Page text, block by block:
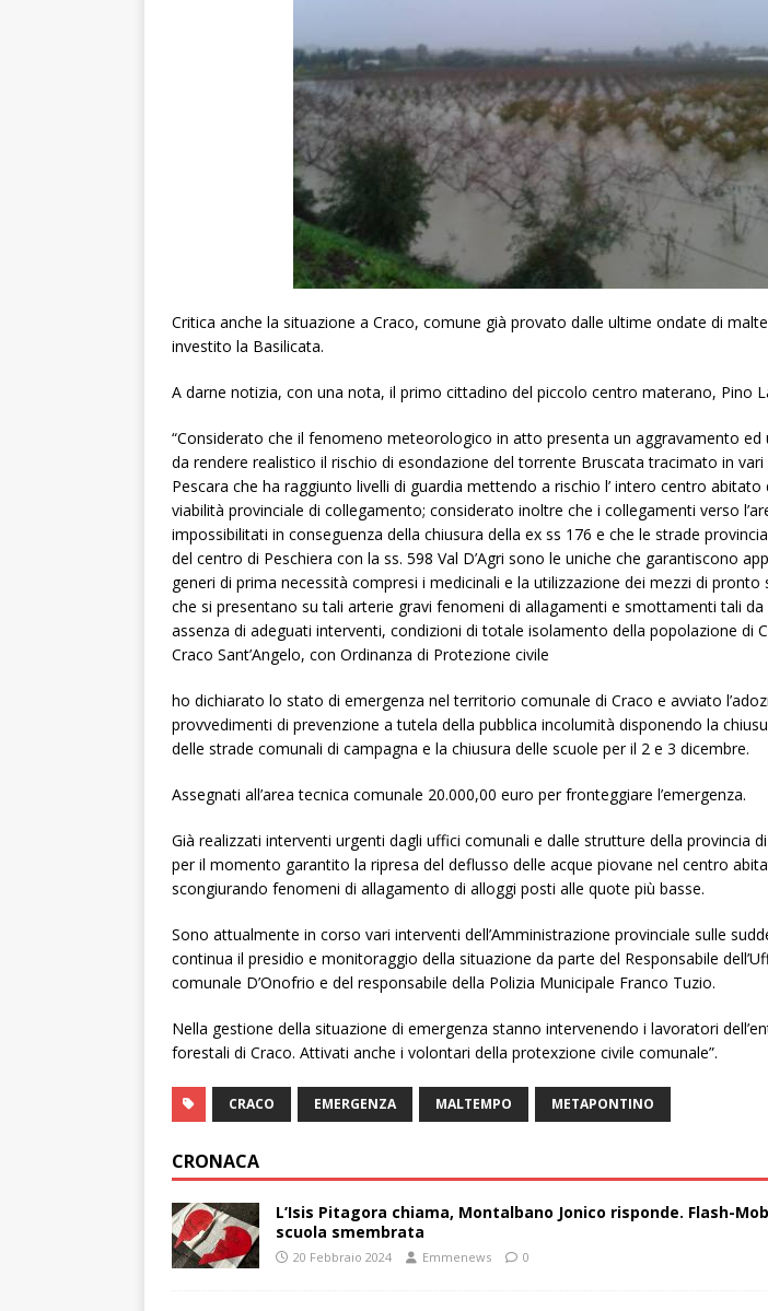
Critica anche la situazione a Craco, comune già provato dalle ultime ondate di
investito la Basilicata.
A darne notizia, con una nota, il primo cittadino del piccolo centro materano, Pino
“Considerato che il fenomeno meteorologico in atto presenta un aggravamento ed
da rendere realistico il rischio di esondazione del torrente Bruscata tracimato in
Pescara che ha raggiunto livelli di guardia mettendo a rischio l’ intero centro abitato
viabilità provinciale di collegamento; considerato inoltre che i collegamenti verso
impossibilitati in conseguenza della chiusura della ex ss 176 e che le strade
del centro di Peschiera con la ss. 598 Val D’Agri sono le uniche che garantiscono
generi di prima necessità compresi i medicinali e la utilizzazione dei mezzi di
che si presentano su tali arterie gravi fenomeni di allagamenti e smottamenti tali da
assenza di adeguati interventi, condizioni di totale isolamento della popolazione di
Craco Sant’Angelo, con Ordinanza di Protezione civile
ho dichiarato lo stato di emergenza nel territorio comunale di Craco e avviato
provvedimenti di prevenzione a tutela della pubblica incolumità disponendo la
delle strade comunali di campagna e la chiusura delle scuole per il 2 e 3 dicembre.
Assegnati all’area tecnica comunale 20.000,00 euro per fronteggiare l’emergenza.
Già realizzati interventi urgenti dagli uffici comunali e dalle strutture della provincia
per il momento garantito la ripresa del deflusso delle acque piovane nel centro
scongiurando fenomeni di allagamento di alloggi posti alle quote più basse.
Sono attualmente in corso vari interventi dell’Amministrazione provinciale sulle
continua il presidio e monitoraggio della situazione da parte del Responsabile
comunale D’Onofrio e del responsabile della Polizia Municipale Franco Tuzio.
Nella gestione della situazione di emergenza stanno intervenendo i lavoratori
forestali di Craco. Attivati anche i volontari della protexzione civile comunale”.
CRACO EMERGENZA MALTEMPO METAPONTINO
CRONACA
L’Isis Pitagora chiama, Montalbano Jonico risponde. Flash-
scuola smembrata
20 Febbraio 2024 Emmenews 0